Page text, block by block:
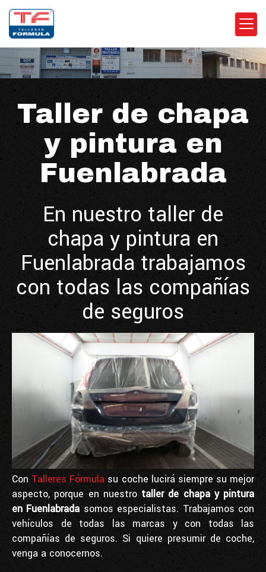
Taller de chapa
y pintura en
Fuenlabrada
En nuestro taller de
chapa y pintura en
Fuenlabrada trabajamos
con todas las compañías
de seguros
Con Talleres Fórmula su coche lucirá siempre su mejor
aspecto, porque en nuestro taller de chapa y pintura
en Fuenlabrada somos especialistas. Trabajamos con
vehículos de todas las marcas y con todas las
compañías de seguros. Si quiere presumir de coche,
venga a conocernos.